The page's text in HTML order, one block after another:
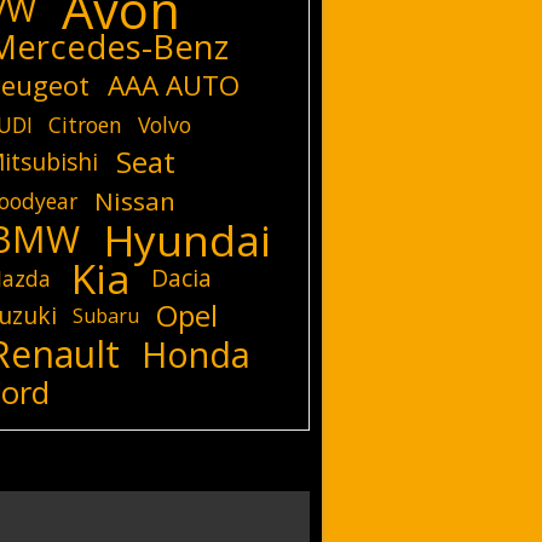
Benz
AAA AUTO
Citroen Volvo
Seat
Nissan
Hyundai
Kia
Dacia
Subaru Opel
Honda